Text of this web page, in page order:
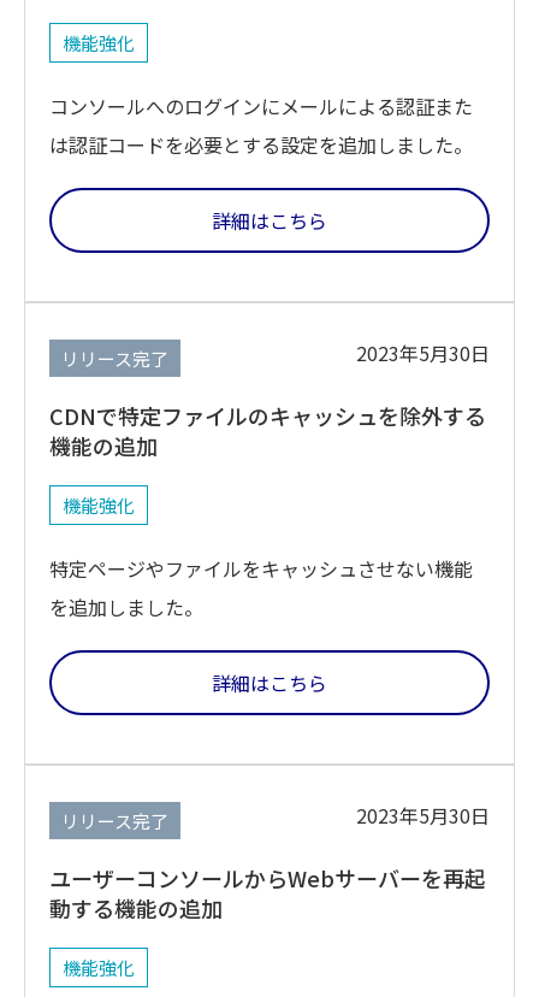
機能強化
コンソールへのログインにメールによる認証また
は認証コードを必要とする設定を追加しました。
詳細はこちら
リリース完了 2023年5月30日
CDNで特定ファイルのキャッシュを除外する
機能の追加
機能強化
特定ページやファイルをキャッシュさせない機能
を追加しました。
詳細はこちら
リリース完了 2023年5月30日
ユーザーコンソールからWebサーバーを再起
動する機能の追加
機能強化